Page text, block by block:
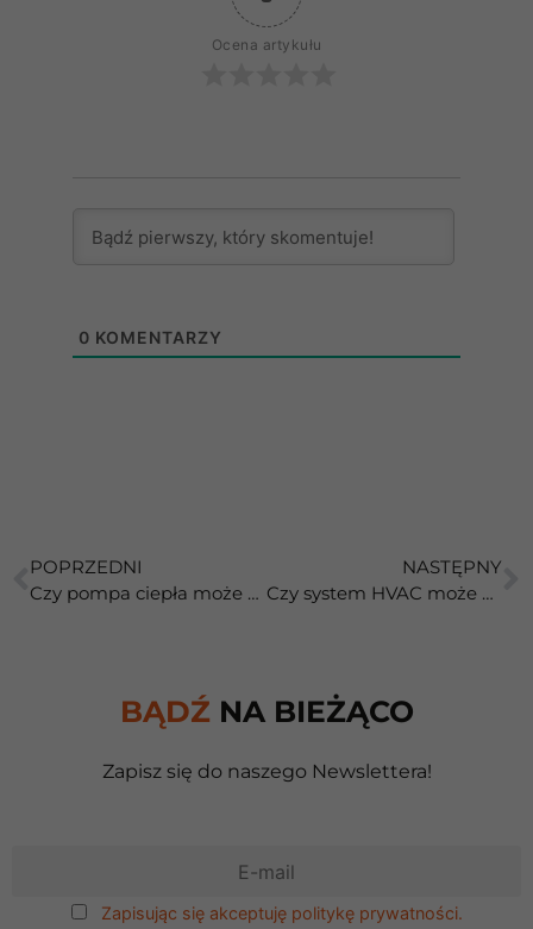
Ocena artykułu
0 KOMENTARZY
POPRZEDNI
Czy pompa ciepła może działać źle, mimo że jest nowa?
NASTĘPNY
Czy system HVAC może poprawić koncentrację i samopoczucie?
BĄDŹ NA BIEŻĄCO
Zapisz się do naszego Newslettera!
Zapisując się akceptuję politykę prywatności.